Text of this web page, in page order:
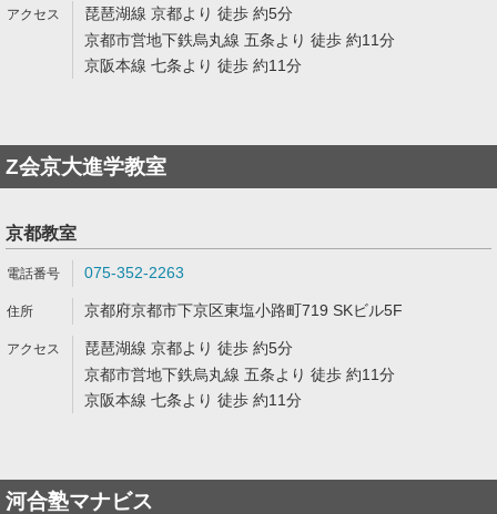
琵琶湖線 京都より 徒歩 約5分
京都市営地下鉄烏丸線 五条より 徒歩 約11分
京阪本線 七条より 徒歩 約11分
Z会京大進学教室
京都教室
075-352-2263
京都府京都市下京区東塩小路町719 SKビル5F
琵琶湖線 京都より 徒歩 約5分
京都市営地下鉄烏丸線 五条より 徒歩 約11分
京阪本線 七条より 徒歩 約11分
河合塾マナビス